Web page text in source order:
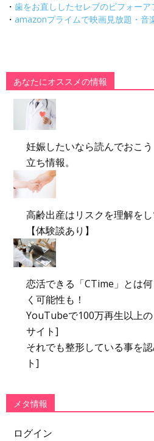
・ 歯をお直ししたセレブのビフォーア
・ amazonプライムで映画見放題・音
あなたにオススメの情報
妊娠したいなら読んでおこ
立ち情報。
高齢出産はリスクを理解を
【体験談あり】
恋活できる「CTime」とは
く可能性も！
YouTubeで100万再生以上
サイト]
それでも整形している事を
ト]
メタ情報
ログイン